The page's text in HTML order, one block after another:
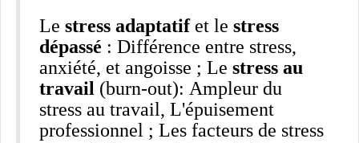
Le stress adaptatifet le stress
dépassé : Différence entre stress,
anxiété, et angoisse ; Le stress au
travail (burn-out): Ampleur du
stress au travail, L'épuisement
professionnel ; Les facteurs de stress